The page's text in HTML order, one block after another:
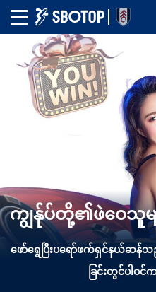
ကျွန်ုပ်တို့၏ဖဲဝေသူမ
ဖော်ရွေပြီးပရော်ဖက်ရှင်နယ်ဆ
ခြင်းတွင်ပါဝင်